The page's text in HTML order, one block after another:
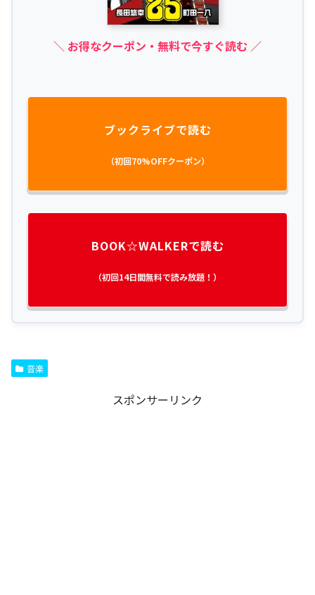
＼ お得なクーポン・無料で今すぐ読む ／
ブックライブで読む
（初回70%OFFクーポン）
BOOK☆WALKERで読む
（初回14日間無料で読み放題！）
音楽
スポンサーリンク